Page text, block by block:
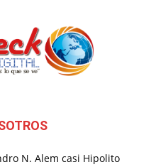
N. Alem casi Hipolito